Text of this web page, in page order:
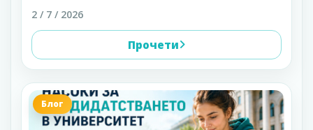
2 / 7 / 2026
Прочети
Блог